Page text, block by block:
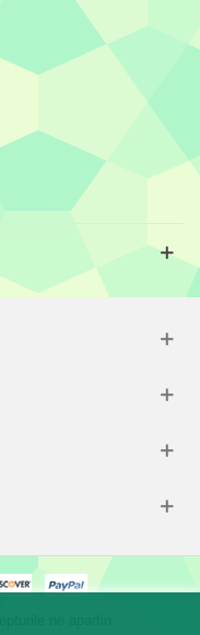
ne apartin.